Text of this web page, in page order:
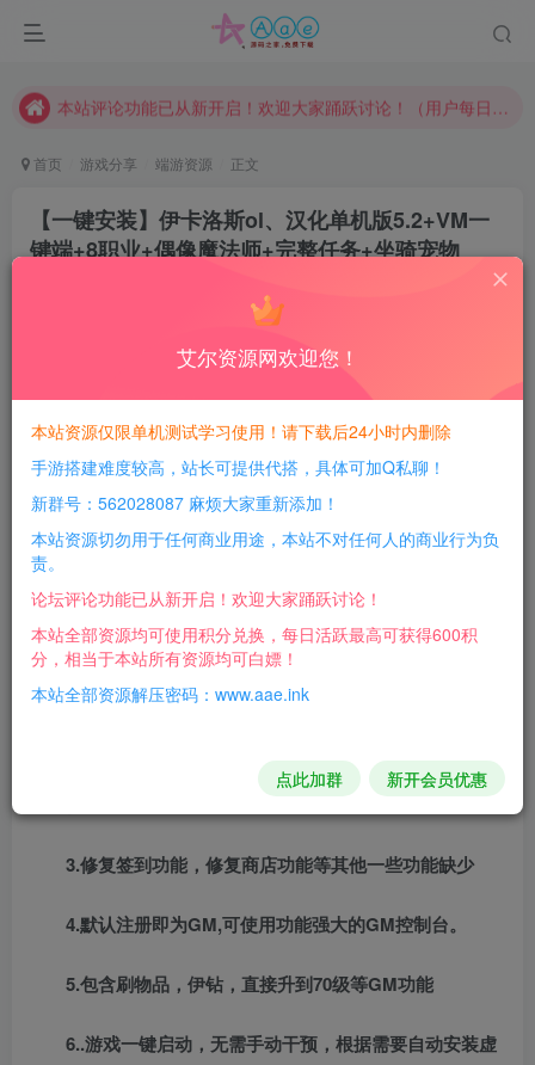
请勿相信任何评论区广告！以免上当受骗！
本站评论功能已从新开启！欢迎大家踊跃讨论！（用户每日活跃可得积分数量增加至600，加速获得更多免费资源！）
现在赞助会员享受专属折扣，详情点击此条公告。
首页 游戏分享 端游资源 正文
【一键安装】伊卡洛斯ol、汉化单机版5.2+VM一
键端+8职业+偶像魔法师+完整任务+坐骑宠物
每日活跃最高可获得600积分！所有资源可以使用
积分免费兑换！
游戏介绍：
版本说明
Ver.5.0
1.游戏基于全新伊卡洛斯3.1(Icarus)制作，全8职业，新
职业偶像，魔法师；
2.本店亲自汉化，独家版本，已汉化大部分内容，后续
3.修复签到功能，修复商店功能等其他一些功能缺少
4.默认注册即为GM,可使用功能强大的GM控制台。
5.包含刷物品，伊钻，直接升到70级等GM功能
6..游戏一键启动，无需手动干预，根据需要自动安装虚
艾尔资源网欢迎您！
本站资源仅限单机测试学习使用！请下载后24小时内删除
手游搭建难度较高，站长可提供代搭，具体可加Q私聊！
新群号：562028087 麻烦大家重新添加！
本站资源切勿用于任何商业用途，本站不对任何人的商业行为负
责。
论坛评论功能已从新开启！欢迎大家踊跃讨论！
本站全部资源均可使用积分兑换，每日活跃最高可获得600积
分，相当于本站所有资源均可白嫖！
本站全部资源解压密码：www.aae.ink
点此加群 新开会员优惠